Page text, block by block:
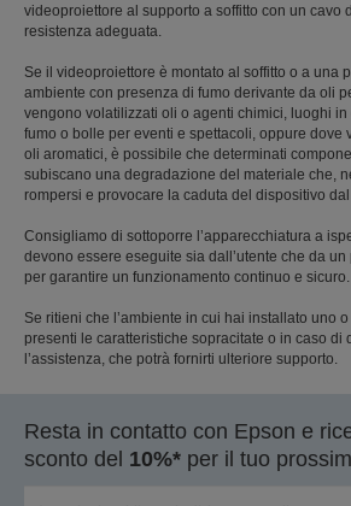
videoproiettore al supporto a soffitto con un cavo
resistenza adeguata.
Se il videoproiettore è montato al soffitto o a una
ambiente con presenza di fumo derivante da oli
vengono volatilizzati oli o agenti chimici, luoghi
fumo o bolle per eventi e spettacoli, oppure dove
oli aromatici, è possibile che determinati
subiscano una degradazione del materiale che,
rompersi e provocare la caduta del dispositivo dal
Consigliamo di sottoporre l’apparecchiatura a
devono essere eseguite sia dall’utente che da un
per garantire un funzionamento continuo e sicuro.
Se ritieni che l’ambiente in cui hai installato uno
presenti le caratteristiche sopracitate o in caso di
l’assistenza, che potrà fornirti ulteriore supporto.
Resta in contatto con Epson e
sconto del 10%* per il tuo